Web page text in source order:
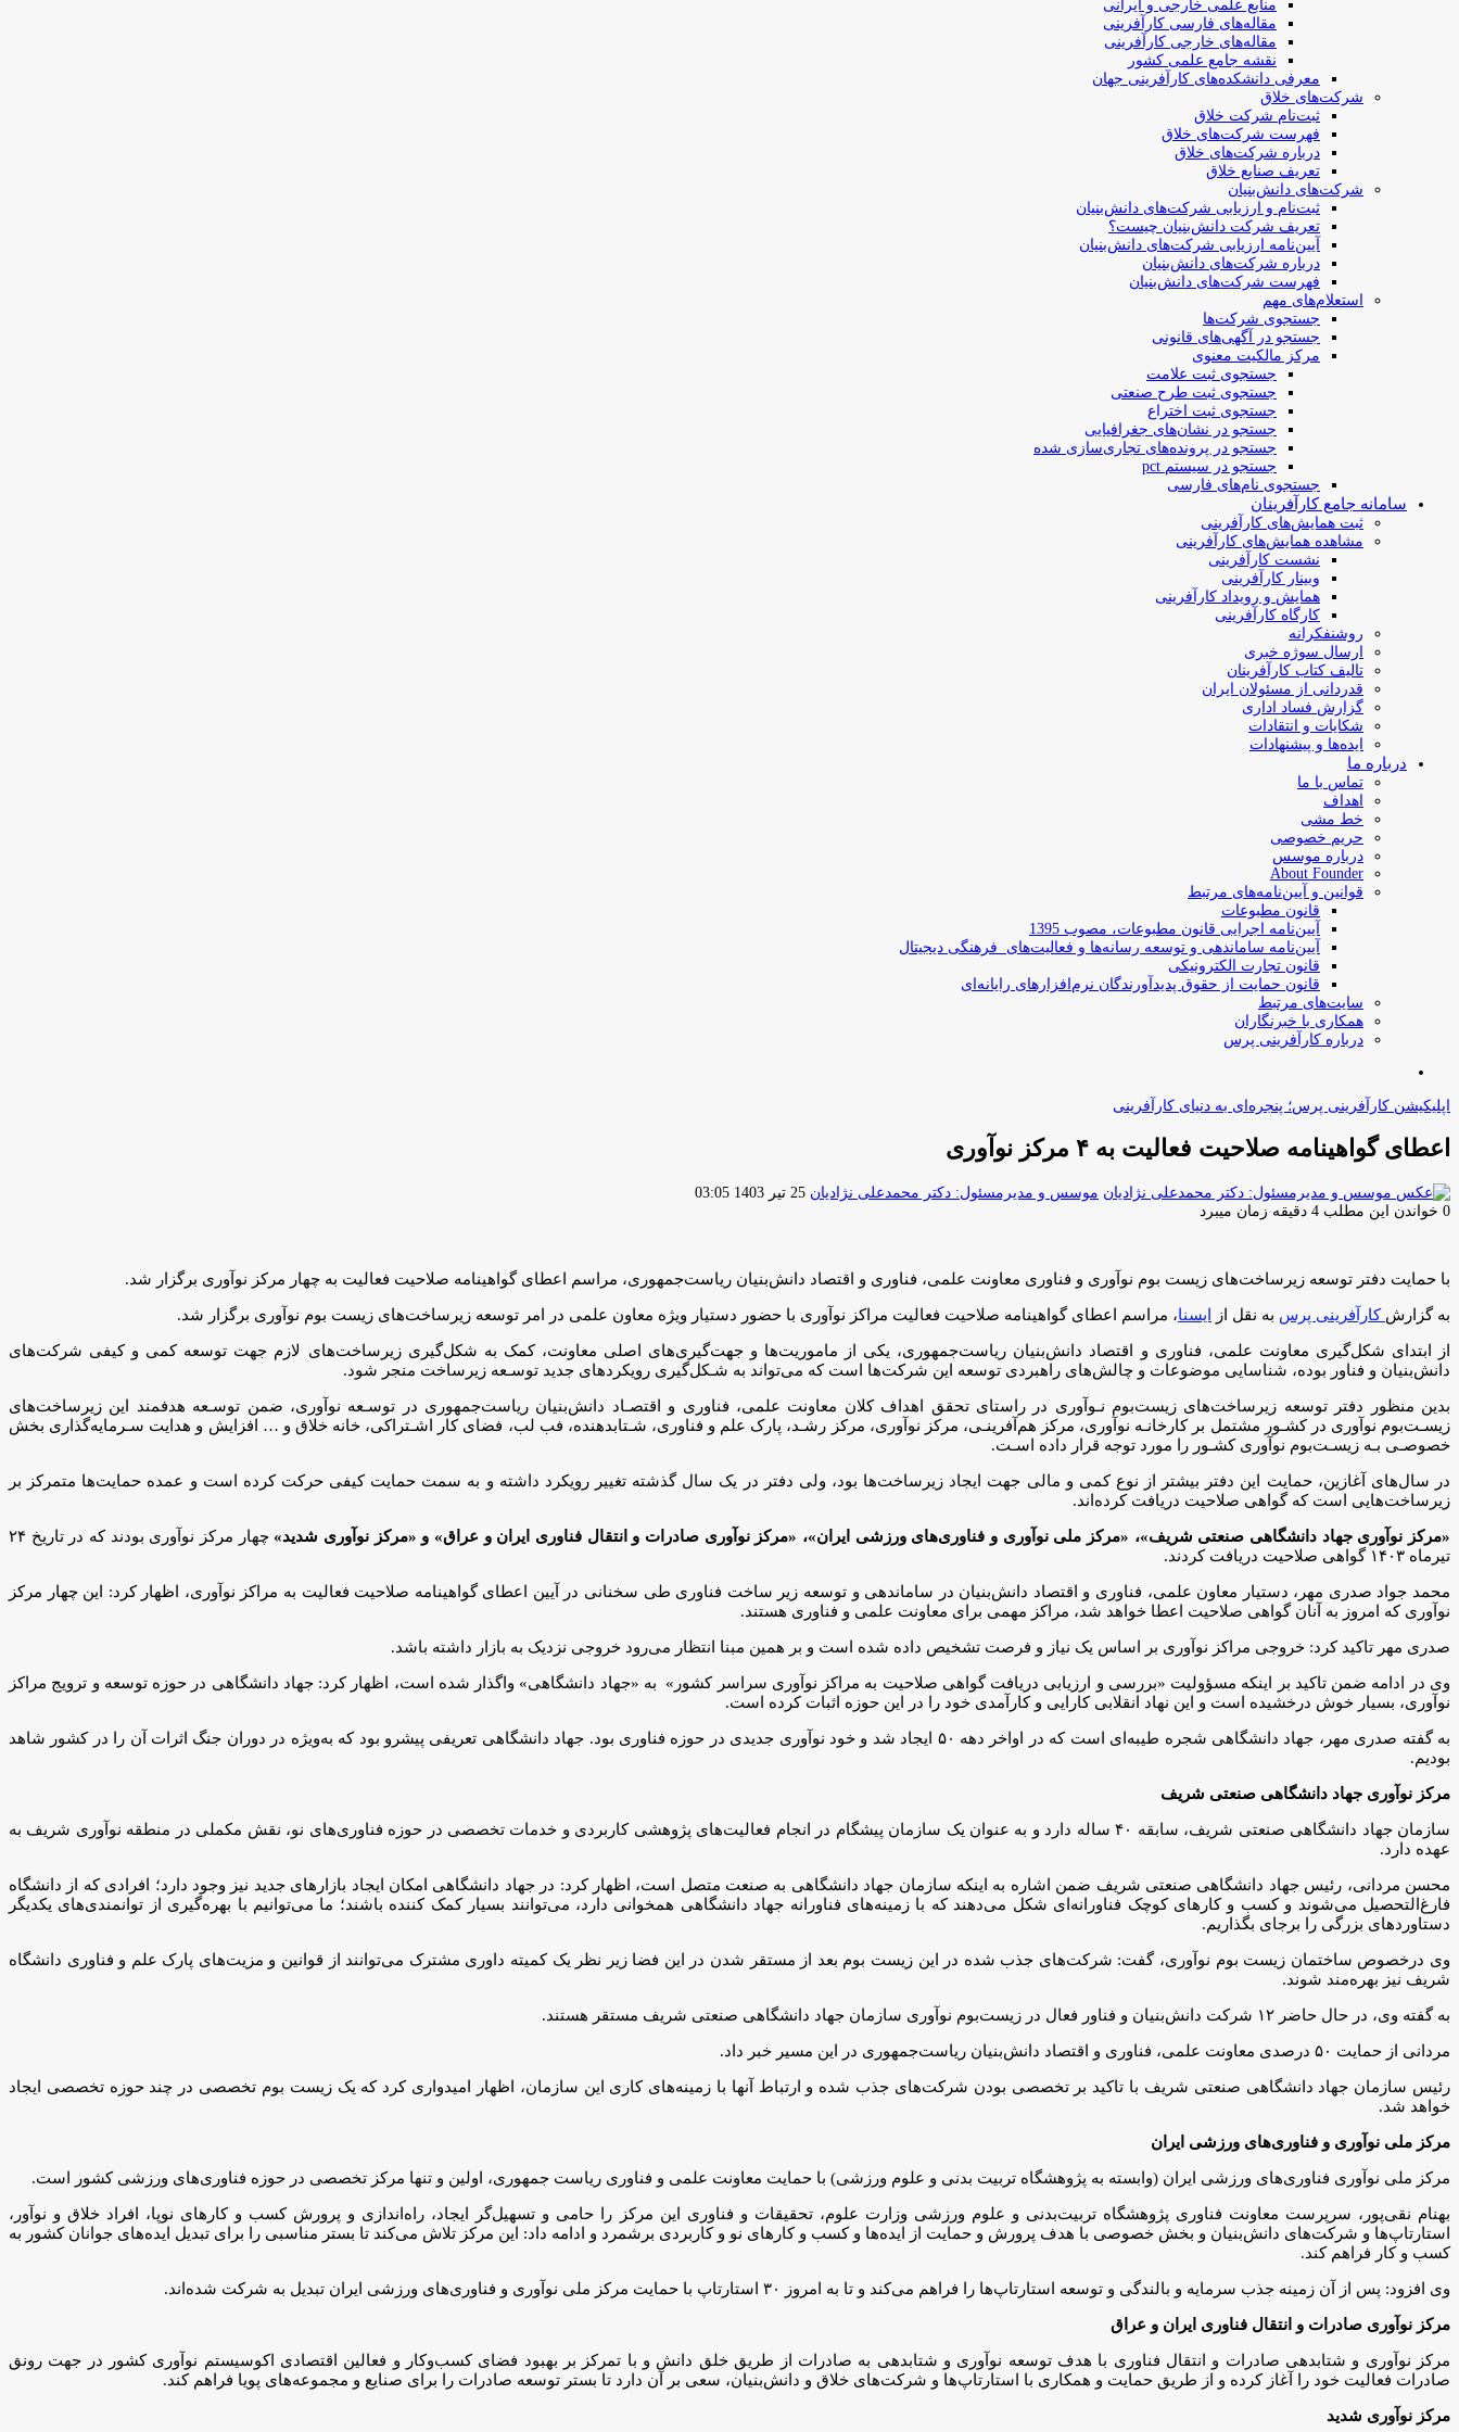
منابع علمی خارجی و ایرانی
مقاله‌های فارسی کارآفرینی
مقاله‌های خارجی کارآفرینی
نقشه جامع علمی کشور
معرفی دانشکده‌های کارآفرینی جهان
شرکت‌های خلاق
ثبت‌نام شرکت خلاق
فهرست شرکت‌های خلاق
درباره شرکت‌های خلاق
تعریف صنایع خلاق
شرکت‌های دانش‌بنیان
ثبت‌نام و ارزیابی شرکت‌های دانش‌بنیان
تعریف شرکت دانش‌بنیان چیست؟
آیین‌نامه ارزیابی شرکت‌های دانش‌بنیان
درباره شرکت‌های دانش‌بنیان
فهرست شرکت‌های دانش‌بنیان
استعلام‌های مهم
جستجوی شرکت‌ها
جستجو در آگهی‌های قانونی
مرکز مالکیت معنوی
جستجوی ثبت علامت
جستجوی ثبت طرح صنعتی
جستجوی ثبت اختراع
جستجو در نشان‌های جغرافیایی
جستجو در پرونده‌های تجاری‌سازی شده
جستجو در سیستم pct
جستجوی نام‌های فارسی
سامانه جامع کارآفرینان
ثبت همایش‌های کارآفرینی
مشاهده همایش‌های کارآفرینی
نشست کارآفرینی
وبینار کارآفرینی
همایش و رویداد کارآفرینی
کارگاه کارآفرینی
روشنفکرانه
ارسال سوژه‌ خبری
تالیف کتاب کارآفرینان
قدردانی از مسئولان ایران
گزارش فساد اداری
شکایات و انتقادات
ایده‌ها و پیشنهادات
درباره ما
تماس با ما
اهداف
خط مشی
حریم خصوصی
درباره موسس
About Founder
قوانین و آیین‌نامه‌های مرتبط
‌قانون مطبوعات
آیین‌نامه اجرایی قانون مطبوعات، مصوب 1395
آیین‌نامه سامان­دهی و توسعه رسانه­‌ها و فعالیت‌­های فرهنگی دیجیتال
قانون تجارت الکترونیکی
قانون حمایت از حقوق پدیدآورندگان نرم‌افزارهای رایانه‌ای
سایت‌های مرتبط
همکاری با خبرنگاران
درباره کارآفرینی پرس
اپلیکیشن کارآفرینی پرس؛ پنجره‌ای به دنیای کارآفرینی
اعطای گواهینامه صلاحیت فعالیت به ۴ مرکز نوآوری
موسس و مدیرمسئول: دکتر محمدعلی نژادیان ارسال
25 تیر 1403 03:05
0 خواندن این مطلب 4 دقیقه زمان میبرد
با حمایت دفتر توسعه زیرساخت‌های زیست بوم نوآوری و فناوری معاونت علمی، فناوری و اقتصاد دانش‌بنیان ریاست‌جمهوری، مراسم اعطای گواهینامه صلاحیت فعالیت به چهار مرکز نوآوری برگزار شد.
به گزارش کارآفرینی پرس به نقل از ایسنا، مراسم اعطای گواهینامه صلاحیت فعالیت مراکز نوآوری با حضور دستیار ویژه معاون علمی در امر توسعه زیرساخت‌های زیست بوم نوآوری برگزار شد.
از ابتدای شکل‌گیری معاونت علمی، فناوری و اقتصاد دانش‌بنیان ریاست‌جمهوری، یکی از ماموریت‌ها و جهت‌گیری‌های اصلی معاونت، کمک به شکل‌گیری زیرساخت‌های لازم جهت توسعه کمی و کیفی شرکت‌های
دانش‌بنیان و فناور بوده، شناسایی موضوعات و چالش‌های راهبردی توسعه این شرکت‌ها است که می‌تواند به شـکل‌گیری رویکردهای جدید توسـعه زیرساخت منجر شود.
بدین منظور دفتر توسعه زیرساخت‌های زیست‌بوم نـوآوری در راستای تحقق اهداف کلان معاونت علمی، فناوری و اقتصـاد دانش‌بنیان ریاست‌جمهوری در توسـعه نوآوری، ضمن توسـعه هدفمند این زیرساخت‌های
زیسـت‌بوم نوآوری در کشـور مشتمل بر کارخانـه نوآوری، مرکز هم‌آفرینـی، مرکز نوآوری، مرکز رشـد، پارک علم و فناوری، شـتابدهنده، فب لب، فضای کار اشـتراکی، خانه خلاق و … افزایش و هدایت سـرمایه‌گذاری بخش
خصوصـی بـه زیسـت‌بوم نوآوری کشـور را مورد توجه قرار داده اسـت.
در سال‌های آغازین، حمایت این دفتر بیشتر از نوع کمی و مالی جهت ایجاد زیرساخت‌ها بود، ولی دفتر در یک سال گذشته تغییر رویکرد داشته و به سمت حمایت کیفی حرکت کرده است و عمده حمایت‌ها متمرکز بر
زیرساخت‌هایی است که گواهی صلاحیت دریافت کرده‌اند.
«مرکز نوآوری جهاد دانشگاهی صنعتی شریف»، «مرکز ملی نوآوری و فناوری‌های ورزشی ایران»، «مرکز نوآوری صادرات و انتقال فناوری ایران و عراق» و «مرکز نوآوری شدید»
چهار مرکز نوآوری بودند که در تاریخ ۲۴
تیرماه ۱۴۰۳ گواهی صلاحیت دریافت کردند.
محمد جواد صدری مهر، دستیار معاون علمی، فناوری و اقتصاد دانش‌بنیان در ساماندهی و توسعه زیر ساخت فناوری طی سخنانی در آیین اعطای گواهینامه صلاحیت فعالیت به مراکز نوآوری، اظهار کرد: این چهار مرکز
نوآوری که امروز به آنان گواهی صلاحیت اعطا خواهد شد، مراکز مهمی برای معاونت علمی و فناوری هستند.
صدری مهر تاکید کرد: خروجی مراکز نوآوری بر اساس یک نیاز و فرصت تشخیص داده شده است و بر همین مبنا انتظار می‌رود خروجی نزدیک به بازار داشته باشد.
وی در ادامه ضمن تاکید بر اینکه مسؤولیت «بررسی و ارزیابی دریافت گواهی صلاحیت به مراکز نوآوری سراسر کشور» به «جهاد دانشگاهی» واگذار شده است، اظهار کرد: جهاد دانشگاهی در حوزه توسعه و ترویج مراکز
نوآوری، بسیار خوش درخشیده است و این نهاد انقلابی کارایی و کارآمدی خود را در این حوزه اثبات کرده است.
به گفته صدری مهر، جهاد دانشگاهی شجره طیبه‌ای است که در اواخر دهه ۵۰ ایجاد شد و خود نوآوری جدیدی در حوزه فناوری بود. جهاد دانشگاهی تعریفی پیشرو بود که به‌ویژه در دوران جنگ اثرات آن را در کشور شاهد
بودیم.
مرکز نوآوری جهاد دانشگاهی صنعتی شریف
سازمان جهاد دانشگاهی صنعتی شریف، سابقه ۴۰ ساله دارد و به عنوان یک سازمان پیشگام در انجام فعالیت‌های پژوهشی کاربردی و خدمات تخصصی در حوزه فناوری‏‌های نو، نقش مکملی در منطقه نوآوری شریف به
عهده دارد.
محسن مردانی، رئیس جهاد دانشگاهی صنعتی شریف ضمن اشاره به اینکه سازمان جهاد دانشگاهی به صنعت متصل است، اظهار کرد: در جهاد دانشگاهی امکان ایجاد بازارهای جدید نیز وجود دارد؛ افرادی که از دانشگاه
فارغ‌التحصیل می‌شوند و کسب و کارهای کوچک فناورانه‌ای شکل می‌دهند که با زمینه‌های فناورانه جهاد دانشگاهی همخوانی دارد، می‌توانند بسیار کمک کننده باشند؛ ما می‌توانیم با بهره‌گیری از توانمندی‌های یکدیگر
دستاوردهای بزرگی را برجای بگذاریم.
وی درخصوص ساختمان زیست بوم نوآوری، گفت: شرکت‌های جذب شده در این زیست بوم بعد از مستقر شدن در این فضا زیر نظر یک کمیته داوری مشترک می‌توانند از قوانین و مزیت‌های پارک علم و فناوری دانشگاه
شریف نیز بهره‌مند شوند.
به گفته وی، در حال حاضر ۱۲ شرکت دانش‌بنیان و فناور فعال در زیست‌بوم نوآوری سازمان جهاد دانشگاهی صنعتی شریف مستقر هستند.
مردانی از حمایت ۵۰ درصدی معاونت علمی، فناوری و اقتصاد دانش‌بنیان ریاست‌جمهوری در این مسیر خبر داد.
رئیس سازمان جهاد دانشگاهی صنعتی شریف با تاکید بر تخصصی بودن شرکت‌های جذب شده و ارتباط آنها با زمینه‌های کاری این سازمان، اظهار امیدواری کرد که یک زیست بوم تخصصی در چند حوزه تخصصی ایجاد
خواهد شد.
مرکز ملی نوآوری و فناوری‌های ورزشی ایران
مرکز ملی نوآوری فناوری‌های ورزشی ایران (وابسته به پژوهشگاه تربیت بدنی و علوم ورزشی) با حمایت معاونت علمی و فناوری ریاست جمهوری، اولین و تنها مرکز تخصصی در حوزه فناوری‌های ورزشی کشور است.
بهنام نقی‌پور، سرپرست معاونت فناوری پژوهشگاه تربیت‌بدنی و علوم ورزشی وزارت علوم، تحقیقات و فناوری این مرکز را حامی و تسهیل‌گر ایجاد، راه‌اندازی و پرورش کسب و کارهای نوپا، افراد خلاق و نوآور،
استارتاپ‌ها و شرکت‌های دانش‌بنیان و بخش خصوصی با هدف پرورش و حمایت از ایده‌ها و کسب و کارهای نو و کاربردی برشمرد و ادامه داد: این مرکز تلاش می‌کند تا بستر مناسبی را برای تبدیل ایده‌های جوانان کشور به
کسب و کار فراهم کند.
وی افزود: پس از آن زمینه جذب سرمایه و بالندگی و توسعه استارتاپ‌ها را فراهم می‌کند و تا به امروز ۳۰ استارتاپ با حمایت مرکز ملی نوآوری و فناوری‌های ورزشی ایران تبدیل به شرکت شده‌اند.
مرکز نوآوری صادرات و انتقال فناوری ایران و عراق
مرکز نوآوری و شتابدهی صادرات و انتقال فناوری با هدف توسعه نوآوری و شتابدهی به صادرات از طریق خلق دانش و با تمرکز بر بهبود فضای کسب‌وکار و فعالین اقتصادی اکوسیستم نوآوری کشور در جهت رونق
صادرات فعالیت خود را آغاز کرده و از طریق حمایت و همکاری با استارتاپ‌ها و شرکت‌های خلاق و دانش‌بنیان، سعی بر آن دارد تا بستر توسعه صادرات را برای صنایع و مجموعه‌های پویا فراهم کند.
مرکز نوآوری شدید